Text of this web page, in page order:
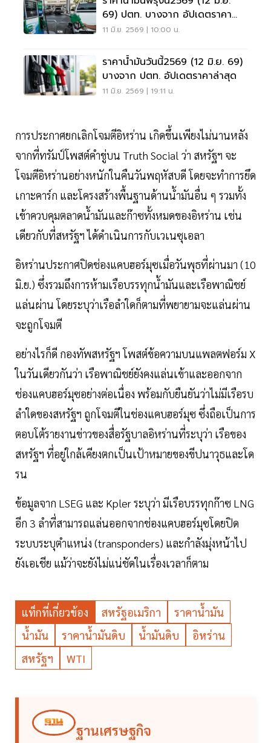
69) ปตท. บางจาก อัปเดตราคา
ล่าสุด
11 มิ.ย. 2569 | 10:00 น.
ราคาน้ำมันวันนี้2569 (12 มิ.ย. 69)
บางจาก ปตท. อัปเดตราคาล่าสุด
11 มิ.ย. 2569 | 19:11 น.
การประกาศยกเลิกโจมตีอิหร่าน เกิดขึ้นเพียงไม่นานหลัง
จากที่ทรัมป์โพสต์คำขู่บน Truth Social ว่า สหรัฐฯ จะ
โจมตีอิหร่านอย่างหนักในคืนวันพฤหัสบดี โดยจะทำการยึด
เกาะคาร์ก และโครงสร้างพื้นฐานด้านน้ำมันอื่น ๆ รวมทั้ง
เข้าควบคุมตลาดน้ำมันและก๊าซทั้งหมดของอิหร่าน เช่น
เดียวกับที่สหรัฐฯ ได้ดำเนินการกับเวเนซุเอลา
อิหร่านประกาศปิดช่องแคบฮอร์มุซเมื่อวันพุธที่ผ่านมา (10
มิ.ย.) ซึ่งรวมถึงการห้ามเรือบรรทุกน้ำมันและเรือพาณิชย์
แล่นผ่าน โดยระบุว่าเรือลำใดก็ตามที่พยายามจะแล่นผ่าน
จะถูกโจมตี
อย่างไรก็ดี กองทัพสหรัฐฯ โพสต์ข้อความบนแพลตฟอร์ม X
ในวันเดียวกันว่า เรือพาณิชย์ยังคงแล่นเข้าและออกจาก
ช่องแคบฮอร์มุซอย่างต่อเนื่อง พร้อมกับยืนยันว่าไม่มีเรือรบ
ลำใดของสหรัฐฯ ถูกโจมตีในช่องแคบฮอร์มุซ ซึ่งถือเป็นการ
ตอบโต้รายงานข่าวของสื่อรัฐบาลอิหร่านที่ระบุว่า เรือของ
สหรัฐฯ ที่อยู่ใกล้เคียงตกเป็นเป้าหมายของขีปนาวุธและโด
รน
ข้อมูลจาก LSEG และ Kpler ระบุว่า มีเรือบรรทุกก๊าซ LNG
อีก 3 ลำที่สามารถแล่นออกจากช่องแคบฮอร์มุซโดยปิด
ระบบระบุตำแหน่ง (transponders) และกำลังมุ่งหน้าไป
ยังเอเชีย แม้ว่าจะยังไม่แน่ชัดในเรื่องเวลาก็ตาม
แท็กที่เกี่ยวข้อง สหรัฐอเมริกา
ราคาน้ำมัน
น้ำมัน
ราคาน้ำมันดิบ น้ำมันดิบ
อิหร่าน
สหรัฐฯ
WTI
ฐานเศรษฐกิจ